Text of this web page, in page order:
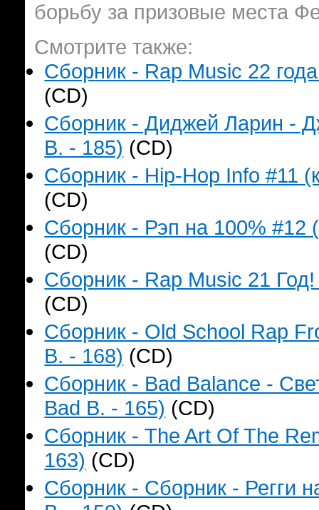
борьбу за призовые места
Смотрите также:
Сборник - Rap Music 22
(CD)
Сборник - Диджей Ларин -
B. - 185) (CD)
Сборник - Hip-Hop Info #11
(CD)
Сборник - Рэп на 100% #12
(CD)
Сборник - Rap Music 21
(CD)
Сборник - Old School Rap
B. - 168) (CD)
Сборник - Bad Balance -
Bad B. - 165) (CD)
Сборник - The Art Of The
163) (CD)
Сборник - Сборник - Регги